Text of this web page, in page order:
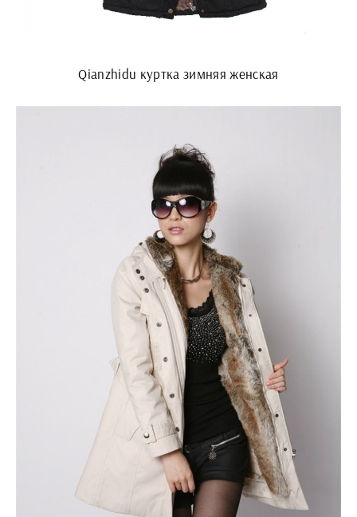
Qianzhidu куртка зимняя женская